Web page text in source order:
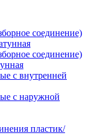
соединение)
соединение)
с внутренней
с наружной
пластик/